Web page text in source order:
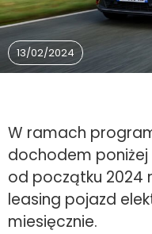
13/02/2024
W ramach
dochodem poniżej
od początku 2024
leasing pojazd
miesięcznie.